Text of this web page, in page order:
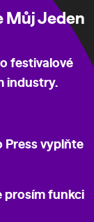
Můj Jeden
festivalové
industry.
Press vyplňte
prosím funkci